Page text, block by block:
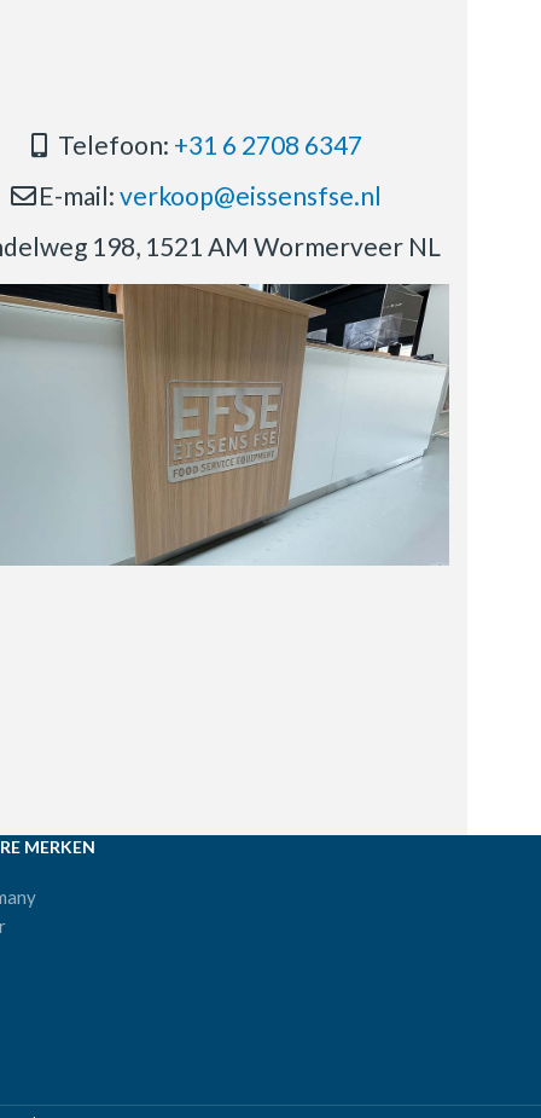
Telefoon: +31 6 2708 6347
E-mail:verkoop@eissensfse.nl
198, 1521 AM Wormerveer NL
MERKEN